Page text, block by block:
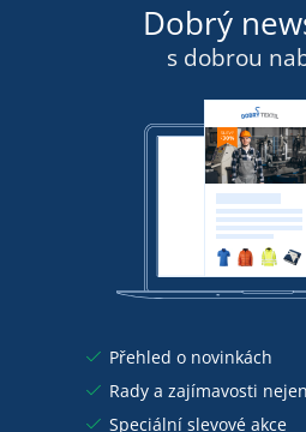
Dobrý
s dobrou
Přehled o novinkách
Rady a zajímavosti
Speciální slevové akce